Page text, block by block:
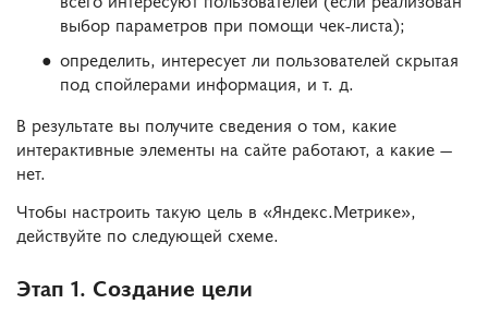
выбор параметров при помощи чек-листа);
определить, интересует ли пользователей скрытая
под спойлерами информация, и т. д.
В результате вы получите сведения о том, какие
интерактивные элементы на сайте работают, а какие —
нет.
Чтобы настроить такую цель в «Яндекс.Метрике»,
действуйте по следующей схеме.
Этап 1. Создание цели